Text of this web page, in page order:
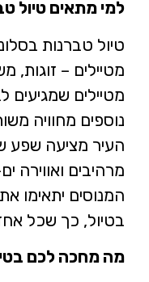
למי מתאים טיול
טיול טברנות
מטיילים – זוגות,
מטיילים שמגיעים
נוספים מחוויה
העיר מציעה שפע
מרהיבים ואווירה
המנוסים יתאימו
בטיול, כך שכל
מה מחכה לכם